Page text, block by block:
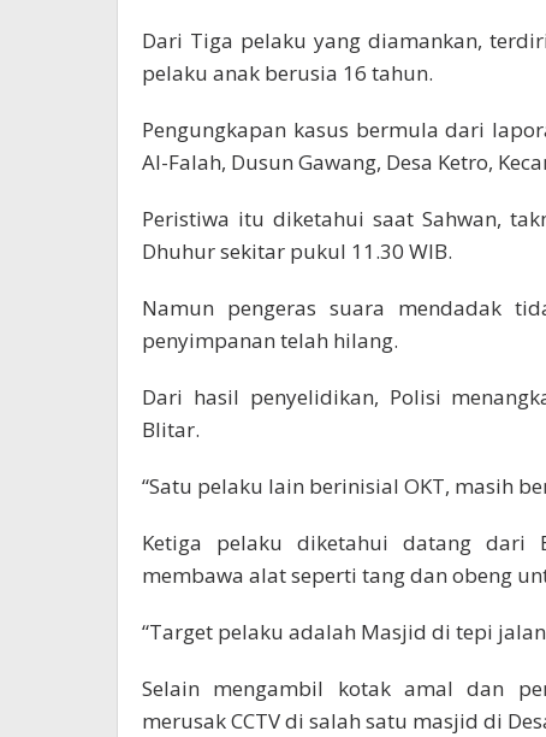
Dari Tiga pelaku yang diamankan,
pelaku anak berusia 16 tahun.
Pengungkapan kasus bermula dari
Al-Falah, Dusun Gawang, Desa Ketro,
Peristiwa itu diketahui saat Sahwan,
Dhuhur sekitar pukul 11.30 WIB.
Namun pengeras suara mendadak
penyimpanan telah hilang.
Dari hasil penyelidikan, Polisi
Blitar.
“Satu pelaku lain berinisial OKT, masih
Ketiga pelaku diketahui datang dari
membawa alat seperti tang dan obeng
“Target pelaku adalah Masjid di tepi
Selain mengambil kotak amal dan
merusak CCTV di salah satu masjid di